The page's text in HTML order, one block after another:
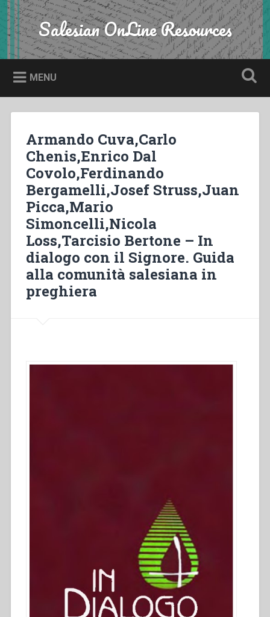
Skip
to
content
Search Salesian OnLine Resources
MENU
Armando Cuva,Carlo
Chenis,Enrico Dal
Covolo,Ferdinando
Bergamelli,Josef Struss,Juan
Picca,Mario
Simoncelli,Nicola
Loss,Tarcisio Bertone – In
dialogo con il Signore. Guida
alla comunità salesiana in
preghiera